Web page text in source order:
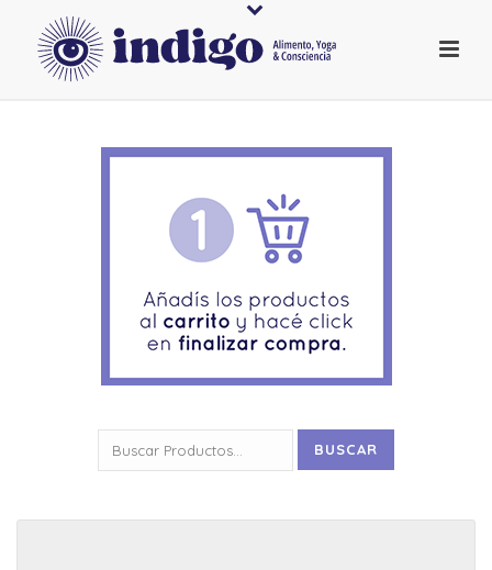
por:
BUSCAR